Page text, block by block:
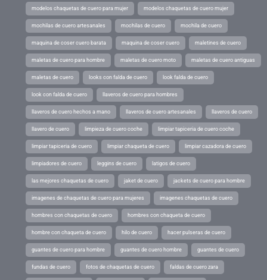
modelos chaquetas de cuero para mujer modelos chaquetas de cuero mujer
mochilas de cuero artesanales mochilas de cuero mochila de cuero
maquina de coser cuero barata maquina de coser cuero maletines de cuero
maletas de cuero para hombre maletas de cuero moto maletas de cuero antiguas
maletas de cuero looks con falda de cuero look falda de cuero
look con falda de cuero llaveros de cuero para hombres
llaveros de cuero hechos a mano llaveros de cuero artesanales llaveros de cuero
llavero de cuero limpieza de cuero coche limpiar tapiceria de cuero coche
limpiar tapiceria de cuero limpiar chaqueta de cuero limpiar cazadora de cuero
limpiadores de cuero leggins de cuero latigos de cuero
las mejores chaquetas de cuero jaket de cuero jackets de cuero para hombre
imagenes de chaquetas de cuero para mujeres imagenes chaquetas de cuero
hombres con chaquetas de cuero hombres con chaqueta de cuero
hombre con chaqueta de cuero hilo de cuero hacer pulseras de cuero
guantes de cuero para hombre guantes de cuero hombre guantes de cuero
fundas de cuero fotos de chaquetas de cuero faldas de cuero zara